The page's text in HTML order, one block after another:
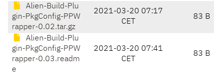
Alien-Build-Plu
gin-PkgConfig-PPW
rapper-0.02.tar.gz
2021-03-20 07:17
CET
83 B
Alien-Build-Plu
gin-PkgConfig-PPW
rapper-0.03.readm
e
2021-03-20 07:41
CET
83 B